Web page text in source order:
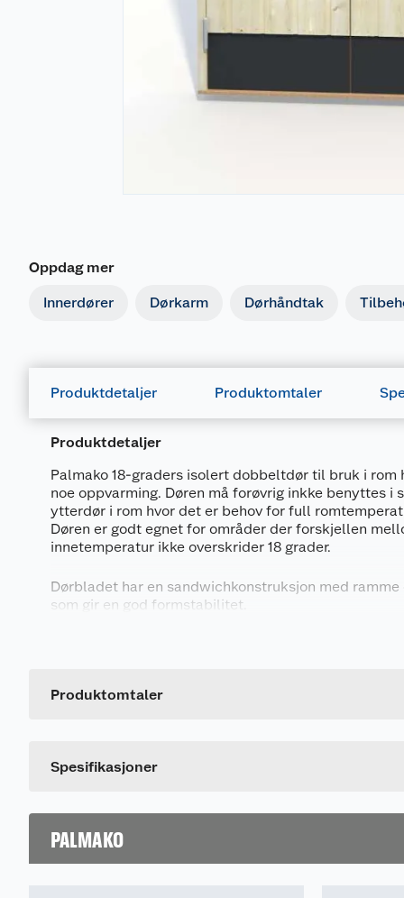
Oppdag mer
Innerdører Dørkarm Dørhåndtak
Produktdetaljer Produktomtaler
Produktdetaljer
Palmako 18-graders isolert dobbeltdør til bruk i rom
noe oppvarming. Døren må forøvrig inkke benyttes i
ytterdør i rom hvor det er behov for full
Døren er godt egnet for områder der forskjellen
innetemperatur ikke overskrider 18 grader.
Dørbladet har en sandwichkonstruksjon med ramme
som gir en god formstabilitet.
Sparkeplate i sortlakkert rustfritt stål 0,5 mm.
Låssylinder og dørhåndtak er ikke inkludert, og må
Produktomtaler
Spesifikasjoner
Leverandørens artikkelnummer
PALMAKO